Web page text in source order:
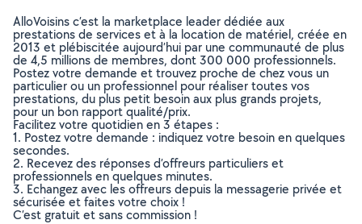
AlloVoisins c’est la marketplace leader dédiée aux
prestations de services et à la location de matériel, créée en
2013 et plébiscitée aujourd’hui par une communauté de plus
de 4,5 millions de membres, dont 300 000 professionnels.
Postez votre demande et trouvez proche de chez vous un
particulier ou un professionnel pour réaliser toutes vos
prestations, du plus petit besoin aux plus grands projets,
pour un bon rapport qualité/prix.
Facilitez votre quotidien en 3 étapes :
1. Postez votre demande : indiquez votre besoin en quelques
secondes.
2. Recevez des réponses d’offreurs particuliers et
professionnels en quelques minutes.
3. Echangez avec les offreurs depuis la messagerie privée et
sécurisée et faites votre choix !
C’est gratuit et sans commission !